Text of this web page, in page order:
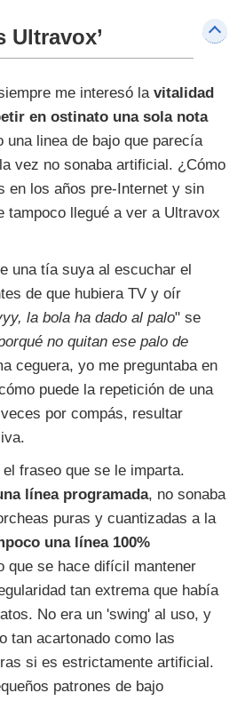
Ultravox’
me interesó la vitalidad
en ostinato una sola nota
una linea de bajo que parecía
vez no sonaba artificial. ¿Cómo
en los años pre-Internet y sin
tampoco llegué a ver a Ultravox
una tía suya al escuchar el
de que hubiera TV y oír
la bola ha dado al palo" se
no quitan ese palo de
ceguera, yo me preguntaba en
puede la repetición de una
por compás, resultar
fraseo que se le imparta.
línea programada, no sonaba
puras y cuantizadas a la
una línea 100%
que se hace difícil mantener
tan extrema que había
No era un 'swing' al uso, y
tan acartonado como las
si es estrictamente artificial.
patrones de bajo